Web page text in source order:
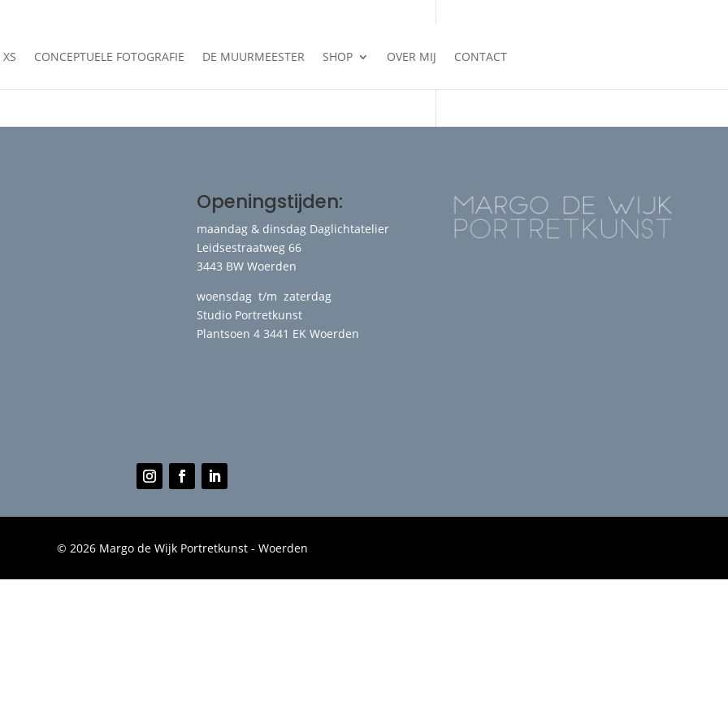
CONCEPTUELE FOTOGRAFIE DE MUURMEESTER SHOP OVER MIJ CONTACT
Openingstijden:
maandag & dinsdag Daglichtatelier
Leidsestraatweg 66
3443 BW Woerden
woensdag t/m zaterdag
Studio Portretkunst
Plantsoen 4 3441 EK Woerden
© 2026 Margo de Wijk Portretkunst - Woerden